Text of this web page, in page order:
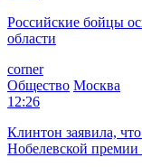
Российские бойцы
области
corner
Общество Москва
12:26
Клинтон заявила,
Нобелевской премии